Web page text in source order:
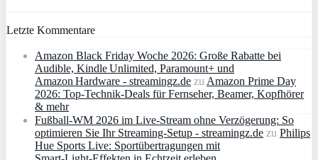
Letzte Kommentare
Amazon Black Friday Woche 2026: Große Rabatte bei
Audible, Kindle Unlimited, Paramount+ und
Amazon Hardware - streamingz.de zu Amazon Prime Day
2026: Top-Technik-Deals für Fernseher, Beamer, Kopfhörer
& mehr
Fußball-WM 2026 im Live-Stream ohne Verzögerung: So
optimieren Sie Ihr Streaming-Setup - streamingz.de zu Philips
Hue Sports Live: Sportübertragungen mit